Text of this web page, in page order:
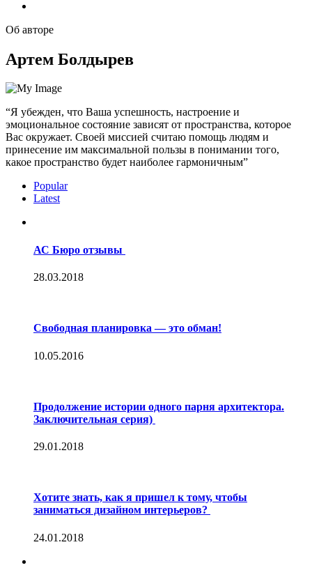
Об авторе
Артем Болдырев
“Я убежден, что Ваша успешность, настроение и
эмоциональное состояние зависят от пространства, которое
Вас окружает. Своей миссией считаю помощь людям и
принесение им максимальной пользы в понимании того,
какое пространство будет наиболее гармоничным”
Popular
Latest
АС Бюро отзывы
28.03.2018
Свободная планировка — это обман!
10.05.2016
Продолжение истории одного парня архитектора.
Заключительная серия)
29.01.2018
Хотите знать, как я пришел к тому, чтобы
заниматься дизайном интерьеров?
24.01.2018